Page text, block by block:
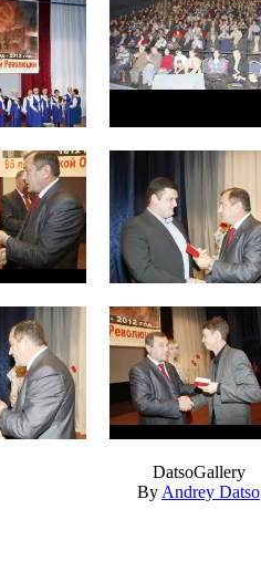
DatsoGallery
By Andrey Datso